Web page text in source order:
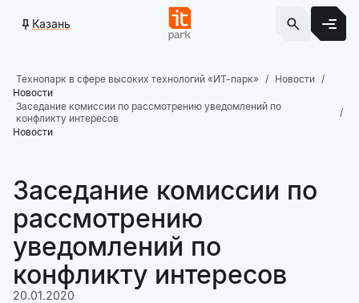
Казань
Технопарк в сфере высоких технологий «ИТ-парк»
Новости
Новости
Заседание комиссии по рассмотрению уведомлений по
конфликту интересов
Новости
Заседание комиссии по
рассмотрению
уведомлений по
конфликту интересов
20.01.2020